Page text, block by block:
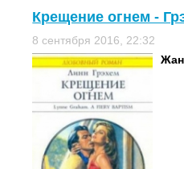
Крещение огнем -
8 сентября 2016, 22:32